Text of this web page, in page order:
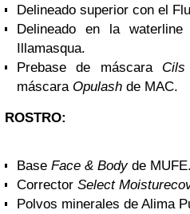
Delineado superior con el
Delineado en la
Illamasqua.
Prebase de máscara Cils
máscara Opulash de MAC.
ROSTRO:
Base Face & Bodyde MUFE.
Corrector Select
Polvos minerales de Alima